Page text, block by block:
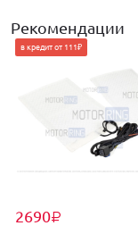
Рекомендации
2690₽
в кредит от 111₽